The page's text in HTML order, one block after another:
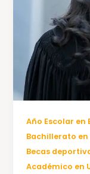
Año Escolar en
Bachillerato en
Becas
Académico en